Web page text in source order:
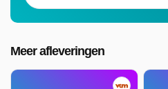
Meer afleveringen